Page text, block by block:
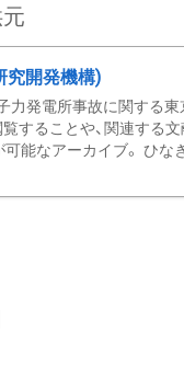
究開発機構)
発電所事故に関する東
ることや、関連する文
可能なアーカイブ。 ひ